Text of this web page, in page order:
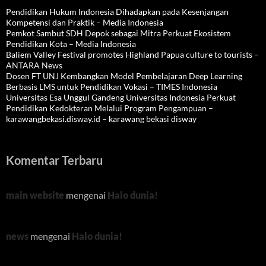
Pendidikan Hukum Indonesia Dihadapkan pada Kesenjangan
Kompetensi dan Praktik – Media Indonesia
Pemkot Sambut SDH Depok sebagai Mitra Perkuat Ekosistem
Pendidikan Kota – Media Indonesia
Baliem Valley Festival promotes Highland Papua culture to tourists –
ANTARA News
Dosen FT UNJ Kembangkan Model Pembelajaran Deep Learning
Berbasis LMS untuk Pendidikan Vokasi – TIMES Indonesia
Universitas Esa Unggul Gandeng Universitas Indonesia Perkuat
Pendidikan Kedokteran Melalui Program Pengampuan –
karawangbekasi.disway.id – karawang bekasi disway
Komentar Terbaru
main website mengenai Halo dunia!
news mengenai Halo dunia!